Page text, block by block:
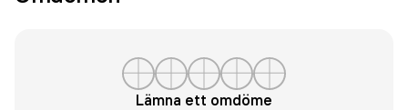
Lämna ett omdöme